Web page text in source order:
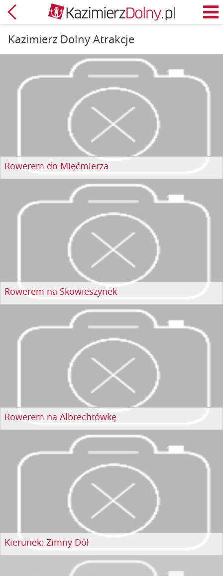
Powrót
Kazimierz Dolny Atrakcje
Rowerem do Mięćmierza
Rowerem na Skowieszynek
Rowerem na Albrechtówkę
Kierunek: Zimny Dół